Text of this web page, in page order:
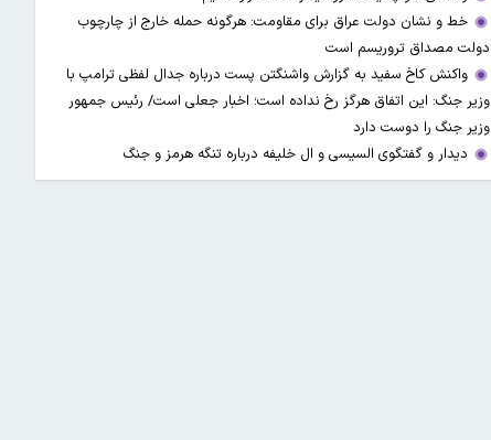
خط و نشان دولت عراق برای مقاومت: هرگونه حمله خارج از چارچوب
دولت مصداق تروریسم است
واکنش کاخ سفید به گزارش واشنگتن پست درباره جدال لفظی ترامپ با
وزیر جنگ: این اتفاق هرگز رخ نداده است؛ اخبار جعلی است/ رئیس جمهور
وزیر جنگ را دوست دارد
دیدار و گفتگوی السیسی و ال خلیفه درباره تنگه هرمز و جنگ